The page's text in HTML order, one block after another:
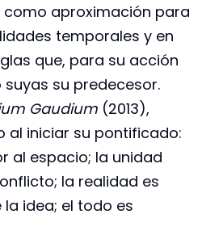
aproximación para
temporales y en
que, para su acción
suyas su predecesor.
Gaudium (2013),
al iniciar su pontificado:
al espacio; la unidad
la realidad es
idea; el todo es